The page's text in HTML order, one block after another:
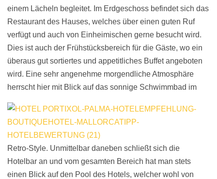
einem Lächeln begleitet. Im Erdgeschoss befindet sich das
Restaurant des Hauses, welches über einen guten Ruf
verfügt und auch von Einheimischen gerne besucht wird.
Dies ist auch der Frühstücksbereich für die Gäste, wo ein
überaus gut sortiertes und appetitliches Buffet angeboten
wird. Eine sehr angenehme morgendliche Atmosphäre
herrscht hier mit Blick auf das sonnige Schwimmbad im
Retro-Style. Unmittelbar daneben schließt sich die
Hotelbar an und vom gesamten Bereich hat man stets
einen Blick auf den Pool des Hotels, welcher wohl von